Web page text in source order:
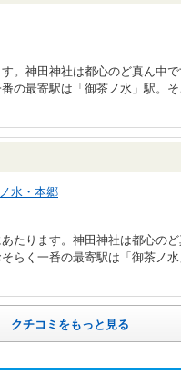
。神田神社は都心のど真ん中
の最寄駅は「御茶ノ水」駅。
水・本郷
たります。神田神社は都心の
らく一番の最寄駅は「御茶ノ
クチコミをもっと見る